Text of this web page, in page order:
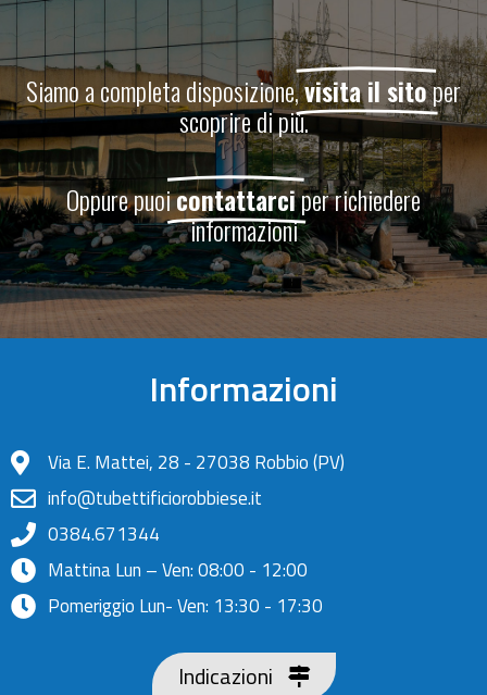
Siamo a completa disposizione,visita il sitoper
scoprire di più.
Oppure puoicontattarciper richiedere
informazioni
Informazioni
Via E. Mattei, 28 - 27038 Robbio (PV)
info@tubettificiorobbiese.it
0384.671344
Mattina Lun – Ven: 08:00 - 12:00
Pomeriggio Lun- Ven: 13:30 - 17:30
Indicazioni